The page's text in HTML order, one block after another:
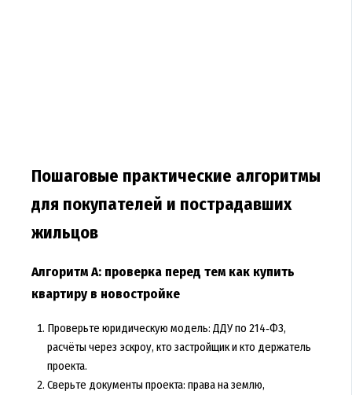
Пошаговые практические алгоритмы
для покупателей и пострадавших
жильцов
Алгоритм A: проверка перед тем как купить
квартиру в новостройке
Проверьте юридическую модель: ДДУ по 214‑ФЗ,
расчёты через эскроу, кто застройщик и кто держатель
проекта.
Сверьте документы проекта: права на землю,